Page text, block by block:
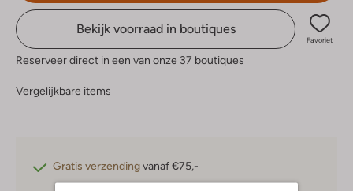
Bekijk voorraad in boutiques
Favoriet
Reserveer direct in een van onze 37 boutiques
Vergelijkbare items
Gratis verzendingvanaf €75,-